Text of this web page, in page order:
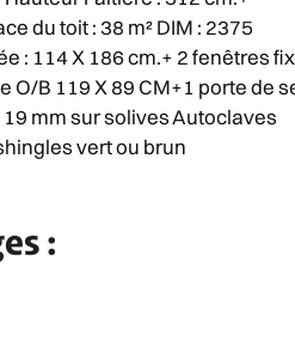
du toit : 38 m² DIM : 2375
: 114 X 186 cm.+ 2 fenêtres
O/B 119 X 89 CM+1 porte de
mm sur solives Autoclaves
vert ou brun
: